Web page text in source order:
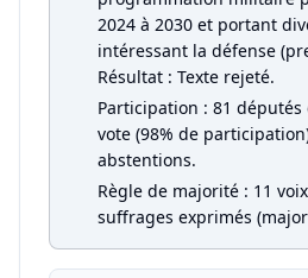
2024 à 2030 et portant
intéressant la défense
Résultat : Texte rejeté.
Participation : 81
vote (98% de
abstentions.
Règle de majorité : 11
suffrages exprimés